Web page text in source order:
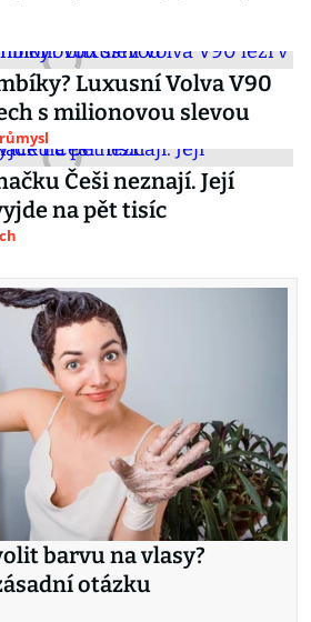
Luxusní Volva V90
s milionovou slevou
Češi neznají. Její
na pět tisíc
barvu na vlasy?
otázku